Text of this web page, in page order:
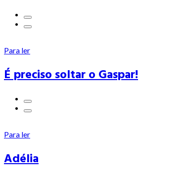
Para ler
É preciso soltar o Gaspar!
Para ler
Adélia